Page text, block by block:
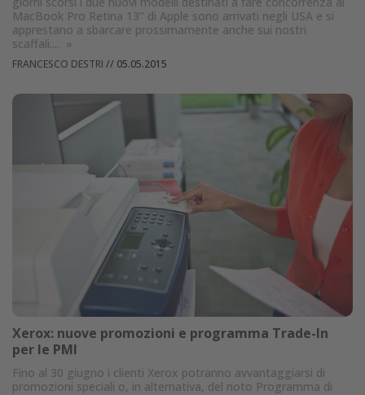
MacBook Pro Retina 13’’ di Apple sono arrivati negli USA e si
apprestano a sbarcare prossimamente anche sui nostri
scaffali.... »
FRANCESCO DESTRI // 05.05.2015
Xerox: nuove promozioni e programma Trade-In
per le PMI
Fino al 30 giugno i clienti Xerox potranno avvantaggiarsi di
promozioni speciali o, in alternativa, del noto Programma di